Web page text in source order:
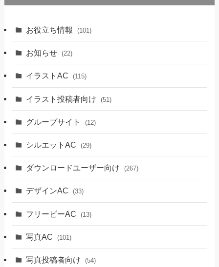
お役立ち情報 (101)
お知らせ (22)
イラストAC (115)
イラスト投稿者向け (51)
グループサイト (12)
シルエットAC (29)
ダウンロードユーザー向け (267)
デザインAC (33)
フリービーAC (13)
写真AC (101)
写真投稿者向け (54)